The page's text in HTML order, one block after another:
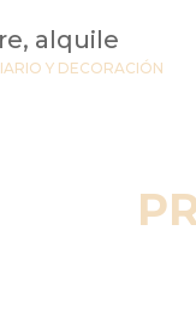
alquile
Y DECORACIÓN